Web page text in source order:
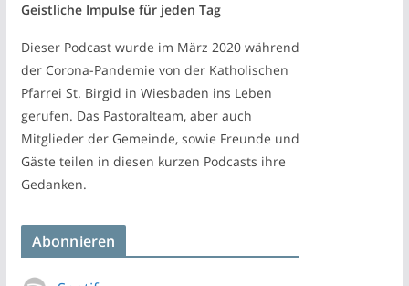
Geistliche Impulse für jeden Tag
Dieser Podcast wurde im März 2020 während
der Corona-Pandemie von der Katholischen
Pfarrei St. Birgid in Wiesbaden ins Leben
gerufen. Das Pastoralteam, aber auch
Mitglieder der Gemeinde, sowie Freunde und
Gäste teilen in diesen kurzen Podcasts ihre
Gedanken.
Abonnieren